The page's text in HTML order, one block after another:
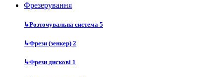
Фрезерування
↳Розточувальна система 5
↳Фрези (зенкер) 2
↳Фрези дискові 1